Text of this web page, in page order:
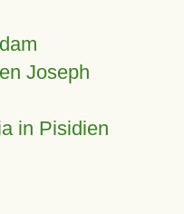
Joseph
in Pisidien